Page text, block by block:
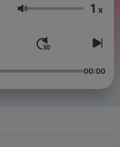
Volumen 1 x
00:00